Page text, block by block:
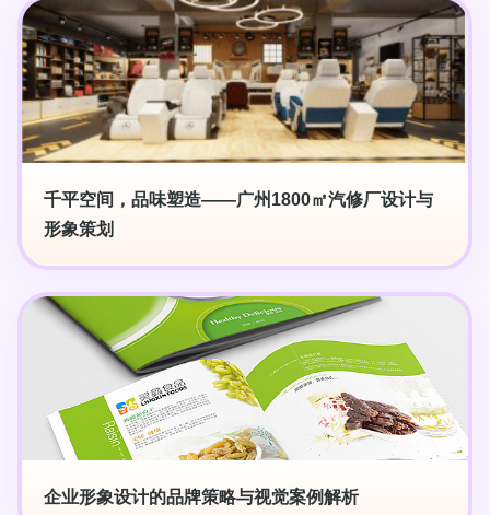
千平空间，品味塑造——广州1800㎡汽修厂设计与
形象策划
企业形象设计的品牌策略与视觉案例解析